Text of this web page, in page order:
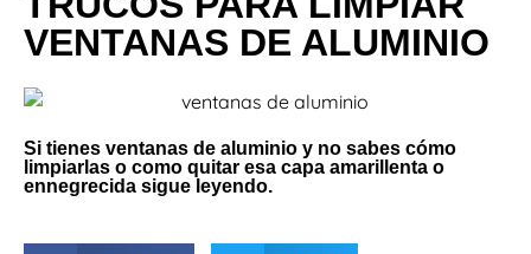
VENTANAS DE ALUMINIO
Si tienes ventanas de aluminio y no sabes cómo
limpiarlas o como quitar esa capa amarillenta o
ennegrecida sigue leyendo.